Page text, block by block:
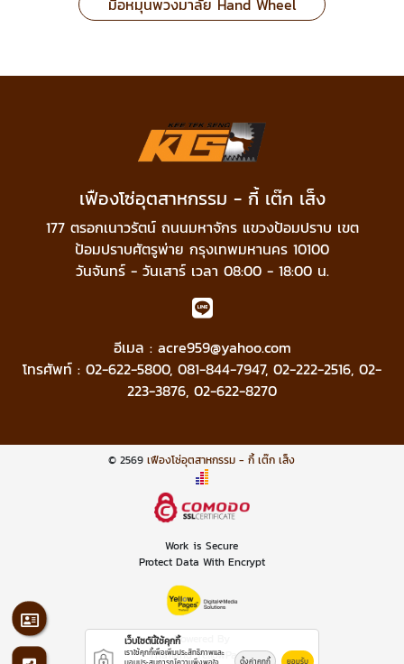
มือหมุนพวงมาลัย Hand Wheel
เฟืองโซ่อุตสาหกรรม - กี้ เต๊ก เส็ง
177 ตรอกเนาวรัตน์ ถนนมหาจักร แขวงป้อมปราบ เขต
ป้อมปราบศัตรูพ่าย กรุงเทพมหานคร 10100
วันจันทร์ - วันเสาร์ เวลา 08:00 - 18:00 น.
อีเมล : acre959@yahoo.com
โทรศัพท์ : 02-622-5800, 081-844-7947, 02-222-2516, 02-
223-3876, 02-622-8270
© 2569เฟืองโซ่อุตสาหกรรม - กี้ เต๊ก เส็ง
Work is Secure
Protect Data With Encrypt
Powered By
Thailand YellowPages
เว็บไซต์นี้ใช้คุกกี้
เราใช้คุกกี้เพื่อเพิ่มประสิทธิภาพและ
ตั้งค่าคุกกี้ ยอมรับ